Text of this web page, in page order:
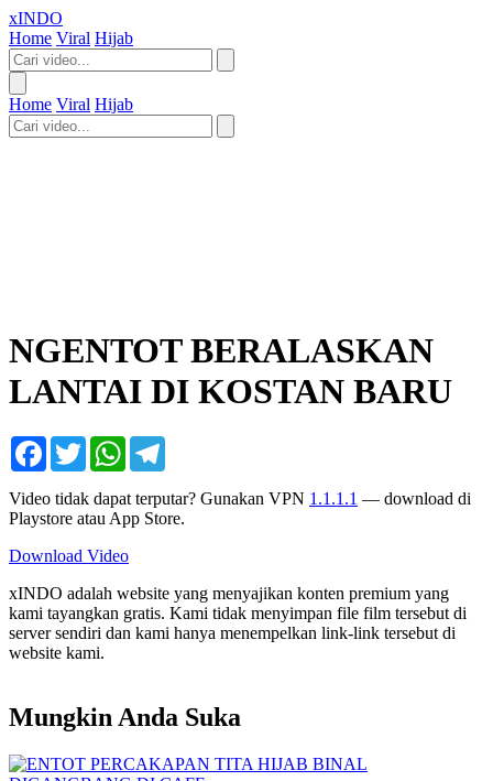
xINDO
Home Viral Hijab
Home Viral Hijab
NGENTOT BERALASKAN
LANTAI DI KOSTAN BARU
Facebook
TwitterWhatsApp
Video tidak dapat terputar? Gunakan VPN 1.1.1.1 — download di
Playstore atau App Store.
Download Video
xINDO adalah website yang menyajikan konten premium yang
kami tayangkan gratis. Kami tidak menyimpan file film tersebut di
server sendiri dan kami hanya menempelkan link-link tersebut di
website kami.
Mungkin Anda Suka